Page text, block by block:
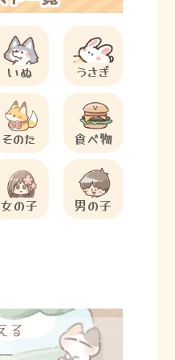
いぬ うさぎ
そのた 食べ物
女の子 男の子